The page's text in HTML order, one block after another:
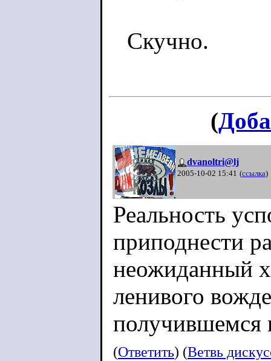
Скучно.
(
dvanoltri@lj
2005-10-02 15:41 (ссылка)
Реальность
приподнести
неожиданный
ленивого
получившемся
(Ответить) (Ветвь